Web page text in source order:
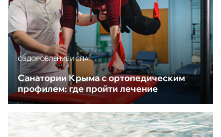
ОЗДОРОВЛЕНИЕ И СПА
Санатории Крыма с ортопедическим
профилем: где пройти лечение